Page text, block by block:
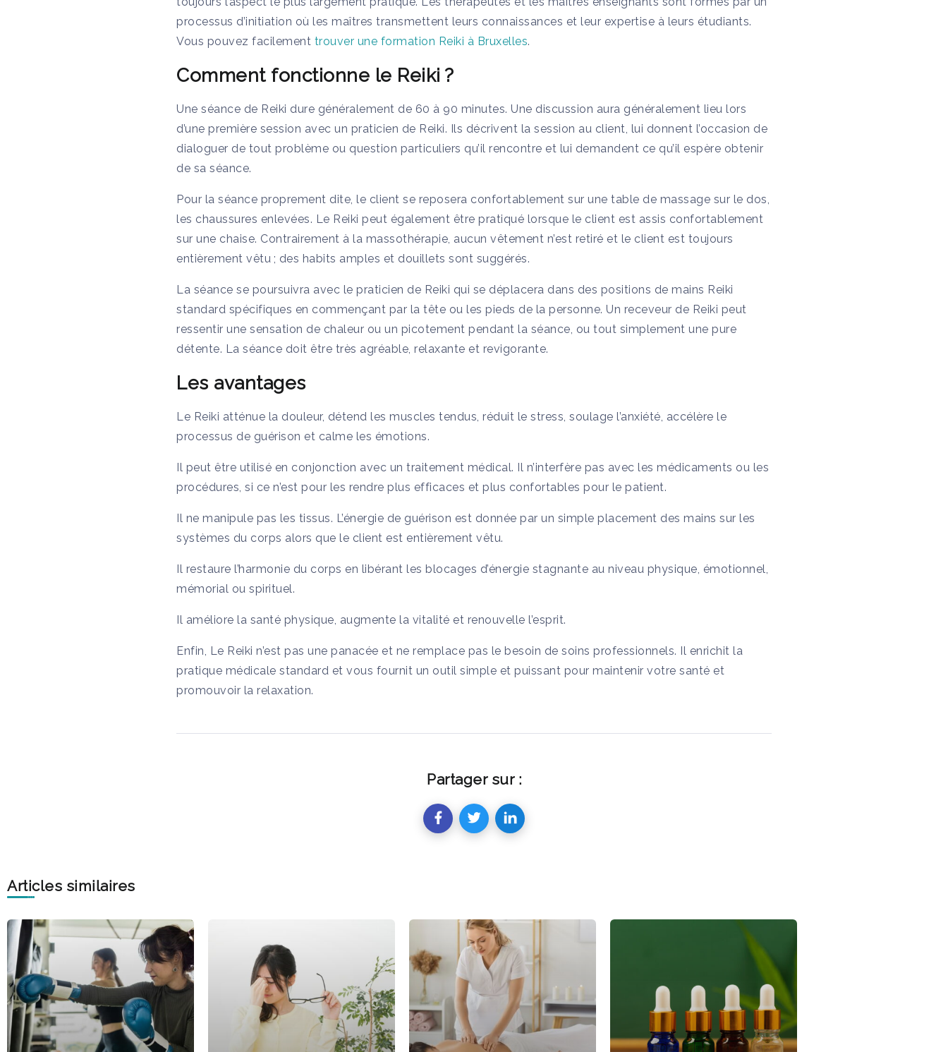
processus d’initiation où les maîtres transmettent leurs connaissances et leur expertise à leurs étudiants.
Vous pouvez facilement trouver une formation Reiki à Bruxelles.
Comment fonctionne le Reiki ?
Une séance de Reiki dure généralement de 60 à 90 minutes. Une discussion aura généralement lieu lors
d’une première session avec un praticien de Reiki. Ils décrivent la session au client, lui donnent l’occasion de
dialoguer de tout problème ou question particuliers qu’il rencontre et lui demandent ce qu’il espère obtenir
de sa séance.
Pour la séance proprement dite, le client se reposera confortablement sur une table de massage sur le dos,
les chaussures enlevées. Le Reiki peut également être pratiqué lorsque le client est assis confortablement
sur une chaise. Contrairement à la massothérapie, aucun vêtement n’est retiré et le client est toujours
entièrement vêtu ; des habits amples et douillets sont suggérés.
La séance se poursuivra avec le praticien de Reiki qui se déplacera dans des positions de mains Reiki
standard spécifiques en commençant par la tête ou les pieds de la personne. Un receveur de Reiki peut
ressentir une sensation de chaleur ou un picotement pendant la séance, ou tout simplement une pure
détente. La séance doit être très agréable, relaxante et revigorante.
Les avantages
Le Reiki atténue la douleur, détend les muscles tendus, réduit le stress, soulage l’anxiété, accélère le
processus de guérison et calme les émotions.
Il peut être utilisé en conjonction avec un traitement médical. Il n’interfère pas avec les médicaments ou les
procédures, si ce n’est pour les rendre plus efficaces et plus confortables pour le patient.
Il ne manipule pas les tissus. L’énergie de guérison est donnée par un simple placement des mains sur les
systèmes du corps alors que le client est entièrement vêtu.
Il restaure l’harmonie du corps en libérant les blocages d’énergie stagnante au niveau physique, émotionnel,
mémorial ou spirituel.
Il améliore la santé physique, augmente la vitalité et renouvelle l’esprit.
Enfin, Le Reiki n’est pas une panacée et ne remplace pas le besoin de soins professionnels. Il enrichit la
pratique médicale standard et vous fournit un outil simple et puissant pour maintenir votre santé et
promouvoir la relaxation.
Partager sur :
Articles similaires